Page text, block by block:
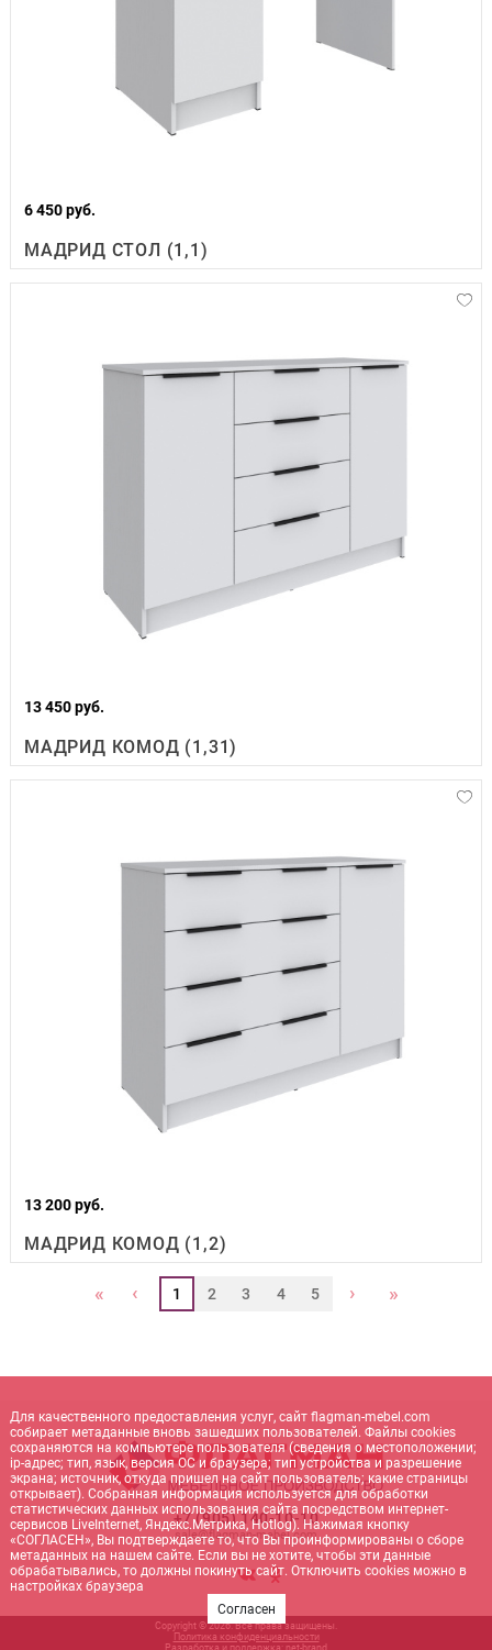
6 450 руб.
МАДРИД СТОЛ (1,1)
13 450 руб.
МАДРИД КОМОД (1,31)
13 200 руб.
МАДРИД КОМОД (1,2)
« ‹ 1 2 3 4 5 › »
+7 (905) 140-10-10
sale@flagman-mebel.com
Copyright © 2026. Все права защищены.
Политика конфиденциальности
Разработка и поддержка: net- brand
Для качественного предоставления услуг, сайт flagman-mebel.com
собирает метаданные вновь зашедших пользователей. Файлы cookies
сохраняются на компьютере пользователя (сведения о местоположении;
ip-адрес; тип, язык, версия ОС и браузера; тип устройства и разрешение
экрана; источник, откуда пришел на сайт пользователь; какие страницы
открывает). Собранная информация используется для обработки
статистических данных использования сайта посредством интернет-
сервисов LiveInternet, Яндекс.Метрика, Hotlog). Нажимая кнопку
«СОГЛАСЕН», Вы подтверждаете то, что Вы проинформированы о сборе
метаданных на нашем сайте. Если вы не хотите, чтобы эти данные
обрабатывались, то должны покинуть сайт. Отключить cookies можно в
настройках браузера
Согласен